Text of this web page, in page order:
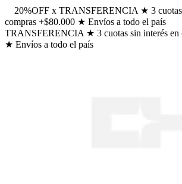
20%OFF x TRANSFERENCIA ★ 3 cuotas
compras +$80.000 ★ Envíos a todo el país
TRANSFERENCIA ★ 3 cuotas sin interés en
★ Envíos a todo el país